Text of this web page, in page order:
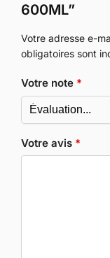
600ML”
Votre adresse e-
obligatoires sont
Votre note *
Votre avis *